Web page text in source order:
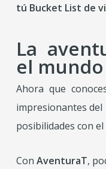
tú Bucket List de
La
el
Ahora que
impresionantes
posibilidades con el
Con AventuraT,